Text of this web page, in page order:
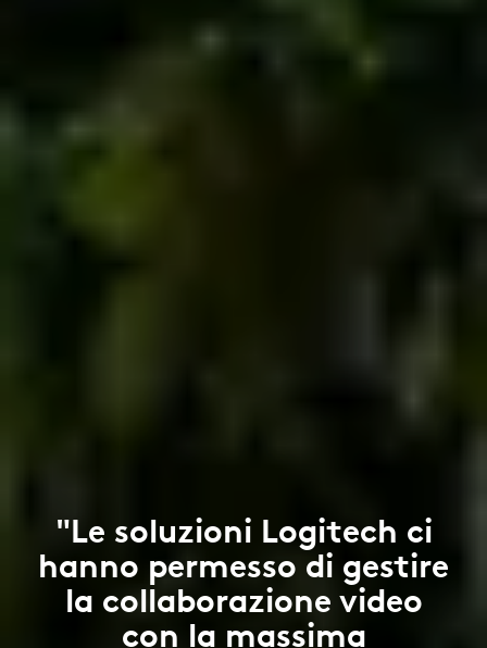
"Le soluzioni Logitech ci
hanno permesso di gestire
la collaborazione video
con la massima